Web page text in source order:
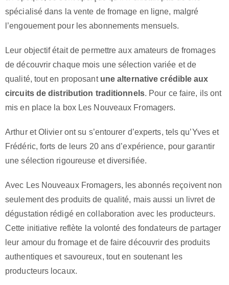
spécialisé dans la vente de fromage en ligne, malgré
l’engouement pour les abonnements mensuels.
Leur objectif était de permettre aux amateurs de fromages
de découvrir chaque mois une sélection variée et de
qualité, tout en proposant une alternative crédible aux
circuits de distribution traditionnels. Pour ce faire, ils ont
mis en place la box Les Nouveaux Fromagers.
Arthur et Olivier ont su s’entourer d’experts, tels qu’Yves et
Frédéric, forts de leurs 20 ans d’expérience, pour garantir
une sélection rigoureuse et diversifiée.
Avec Les Nouveaux Fromagers, les abonnés reçoivent non
seulement des produits de qualité, mais aussi un livret de
dégustation rédigé en collaboration avec les producteurs.
Cette initiative reflète la volonté des fondateurs de partager
leur amour du fromage et de faire découvrir des produits
authentiques et savoureux, tout en soutenant les
producteurs locaux.